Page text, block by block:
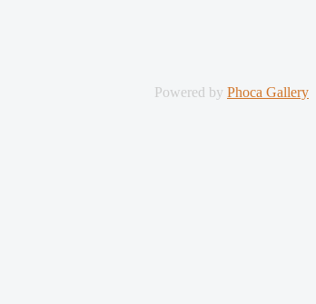
Powered by Phoca Gallery